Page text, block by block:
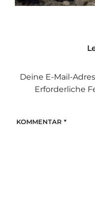
Deine E-Mail-
Erforderliche
KOMMENTAR *